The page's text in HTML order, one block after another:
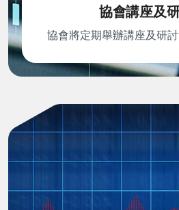
協會講座及
協會將定期舉辦講座及研